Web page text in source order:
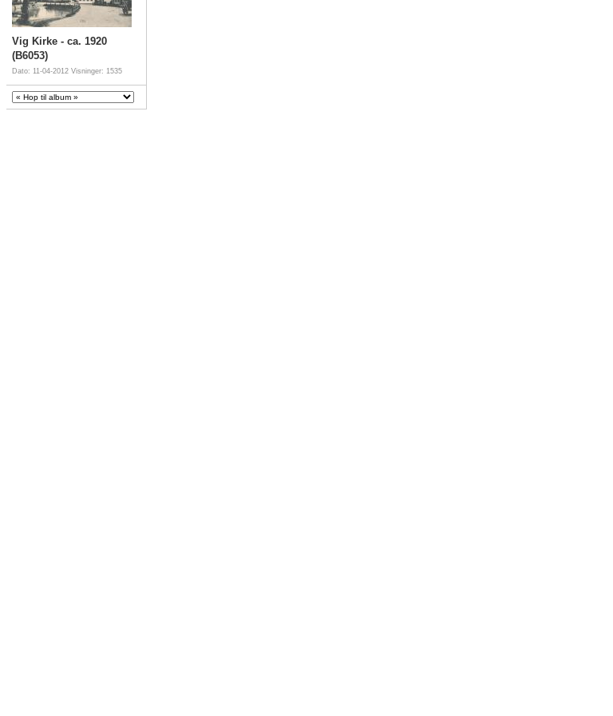
Vig Kirke - ca. 1920
(B6053)
Dato: 11-04-2012 Visninger: 1535